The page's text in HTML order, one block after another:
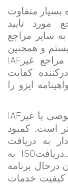
بسیار متفاوت
مورد تایید
سایر مراجع
و همچنین
غیر IAF
کفایت
ایزو را
یا غیر IAF
است. کمبود
به دریافت
ISO به
درحال برنامه
کیفیت خدمات